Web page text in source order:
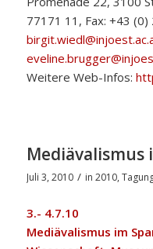
77171 11, Fax: +43
Weitere Web-Infos:
Mediävalismus
Juli 3, 2010 / in 2010,
3.- 4.7.10
Mediävalismus im